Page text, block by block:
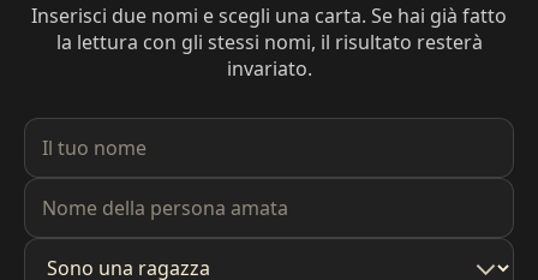
Inserisci due nomi e scegli una carta. Se hai già fatto
la lettura con gli stessi nomi, il risultato resterà
invariato.
Il tuo nome
Nome della persona amata
Sono